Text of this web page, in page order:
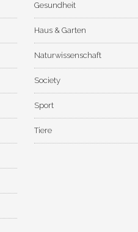
Gesundheit
Haus & Garten
Naturwissenschaft
Society
Sport
Tiere